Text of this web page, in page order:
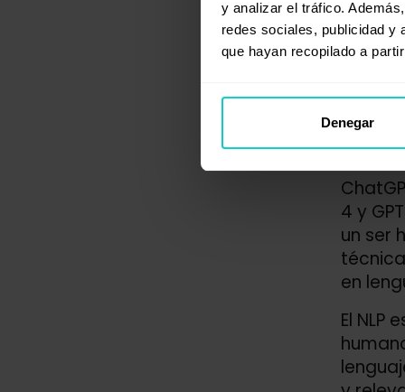
y analizar el tráfico.
redes sociales, publicidad y
que hayan recopilado a
Denegar
Esta
4 y
un ser
en
El